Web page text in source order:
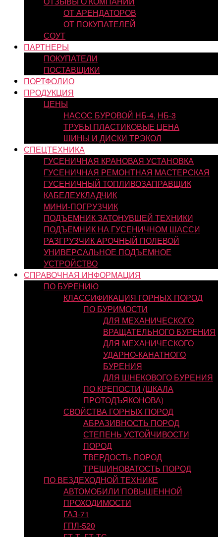
ОТ АРЕНДАТОРОВ
ОТ ПОКУПАТЕЛЕЙ
СОУТ
ПАРТНЕРЫ
ПОКУПАТЕЛИ
ПОСТАВЩИКИ
ПОРТФОЛИО
ПРОДУКЦИЯ
ЦЕНЫ
НАСОС БУРОВОЙ НБ-4, НБ-3
ТРУБЫ ПЛАСТИКОВЫЕ ЦЕНА
ШИНЫ И ДИСКИ ТРЭКОЛ
СПЕЦТЕХНИКА
ГУСЕНИЧНАЯ КРАНОВАЯ УСТАНОВКА
ГУСЕНИЧНАЯ РЕМОНТНАЯ МАСТЕРСКАЯ
ГУСЕНИЧНЫЙ ТОПЛИВОЗАПРАВЩИК
КАБЕЛЕУКЛАДЧИК
МИНИ-ПОГРУЗЧИК
ПОДЪЕМНИК ЗАТОНУВШЕЙ ТЕХНИКИ
ПОДЪЕМНИК НА ГУСЕНИЧНОМ ШАССИ
РАЗГРУЗЧИК АРОЧНЫЙ ПОЛЕВОЙ
УНИВЕРСАЛЬНОЕ ПОДЪЕМНОЕ
УСТРОЙСТВО
СПРАВОЧНАЯ ИНФОРМАЦИЯ
ПО БУРЕНИЮ
КЛАССИФИКАЦИЯ ГОРНЫХ ПОРОД
ПО БУРИМОСТИ
ДЛЯ МЕХАНИЧЕСКОГО
ВРАЩАТЕЛЬНОГО БУРЕНИЯ
ДЛЯ МЕХАНИЧЕСКОГО
УДАРНО-КАНАТНОГО
БУРЕНИЯ
ДЛЯ ШНЕКОВОГО БУРЕНИЯ
ПО КРЕПОСТИ (ШКАЛА
ПРОТОДЪЯКОНОВА)
СВОЙСТВА ГОРНЫХ ПОРОД
АБРАЗИВНОСТЬ ПОРОД
СТЕПЕНЬ УСТОЙЧИВОСТИ
ПОРОД
ТВЕРДОСТЬ ПОРОД
ТРЕЩИНОВАТОСТЬ ПОРОД
ПО ВЕЗДЕХОДНОЙ ТЕХНИКЕ
АВТОМОБИЛИ ПОВЫШЕННОЙ
ПРОХОДИМОСТИ
ГАЗ-71
ГПЛ-520